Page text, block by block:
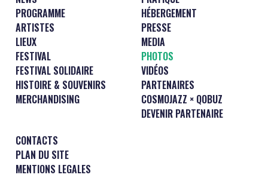
PROGRAMME
ARTISTES
LIEUX
FESTIVAL
FESTIVAL SOLIDAIRE
HISTOIRE & SOUVENIRS
MERCHANDISING
HÉBERGEMENT
PRESSE
MEDIA
PHOTOS
VIDÉOS
PARTENAIRES
COSMOJAZZ × QOBUZ
DEVENIR PARTENAIRE
CONTACTS
PLAN DU SITE
MENTIONS LEGALES